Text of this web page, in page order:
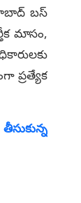
బస్
మాసం,
ప్రత్యేక